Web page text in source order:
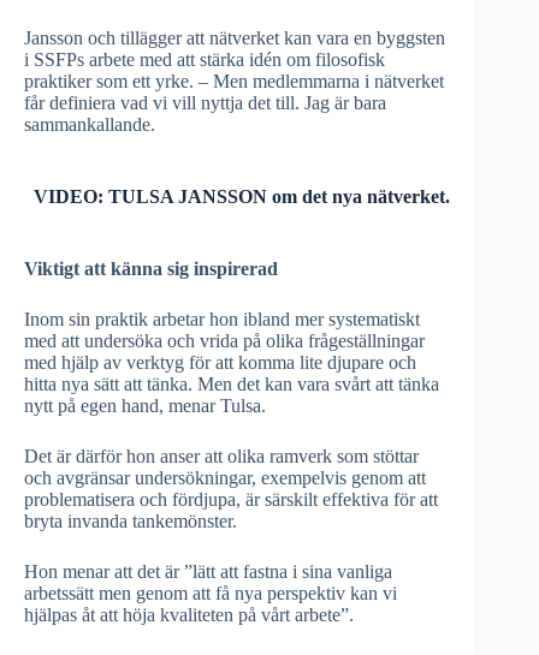
Jansson och tillägger att nätverket kan vara en byggsten
i SSFPs arbete med att stärka idén om filosofisk
praktiker som ett yrke. – Men medlemmarna i nätverket
får definiera vad vi vill nyttja det till. Jag är bara
sammankallande.
VIDEO: TULSA JANSSON om det nya nätverket.
Viktigt att känna sig inspirerad
Inom sin praktik arbetar hon ibland mer systematiskt
med att undersöka och vrida på olika frågeställningar
med hjälp av verktyg för att komma lite djupare och
hitta nya sätt att tänka. Men det kan vara svårt att tänka
nytt på egen hand, menar Tulsa.
Det är därför hon anser att olika ramverk som stöttar
och avgränsar undersökningar, exempelvis genom att
problematisera och fördjupa, är särskilt effektiva för att
bryta invanda tankemönster.
Hon menar att det är ”lätt att fastna i sina vanliga
arbetssätt men genom att få nya perspektiv kan vi
hjälpas åt att höja kvaliteten på vårt arbete”.